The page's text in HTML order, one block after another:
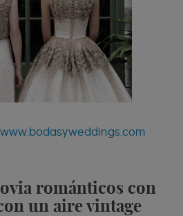
www.bodasyweddings.com
románticos con
un aire vintage